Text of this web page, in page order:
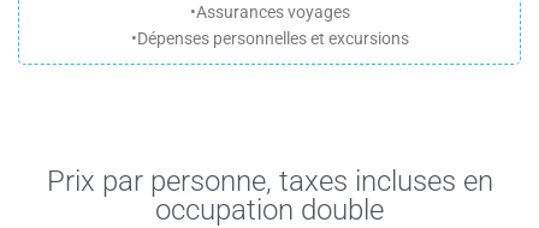
•Assurances voyages
•Dépenses personnelles et excursions
Prix par personne, taxes incluses en
occupation double